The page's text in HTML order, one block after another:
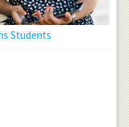
Students